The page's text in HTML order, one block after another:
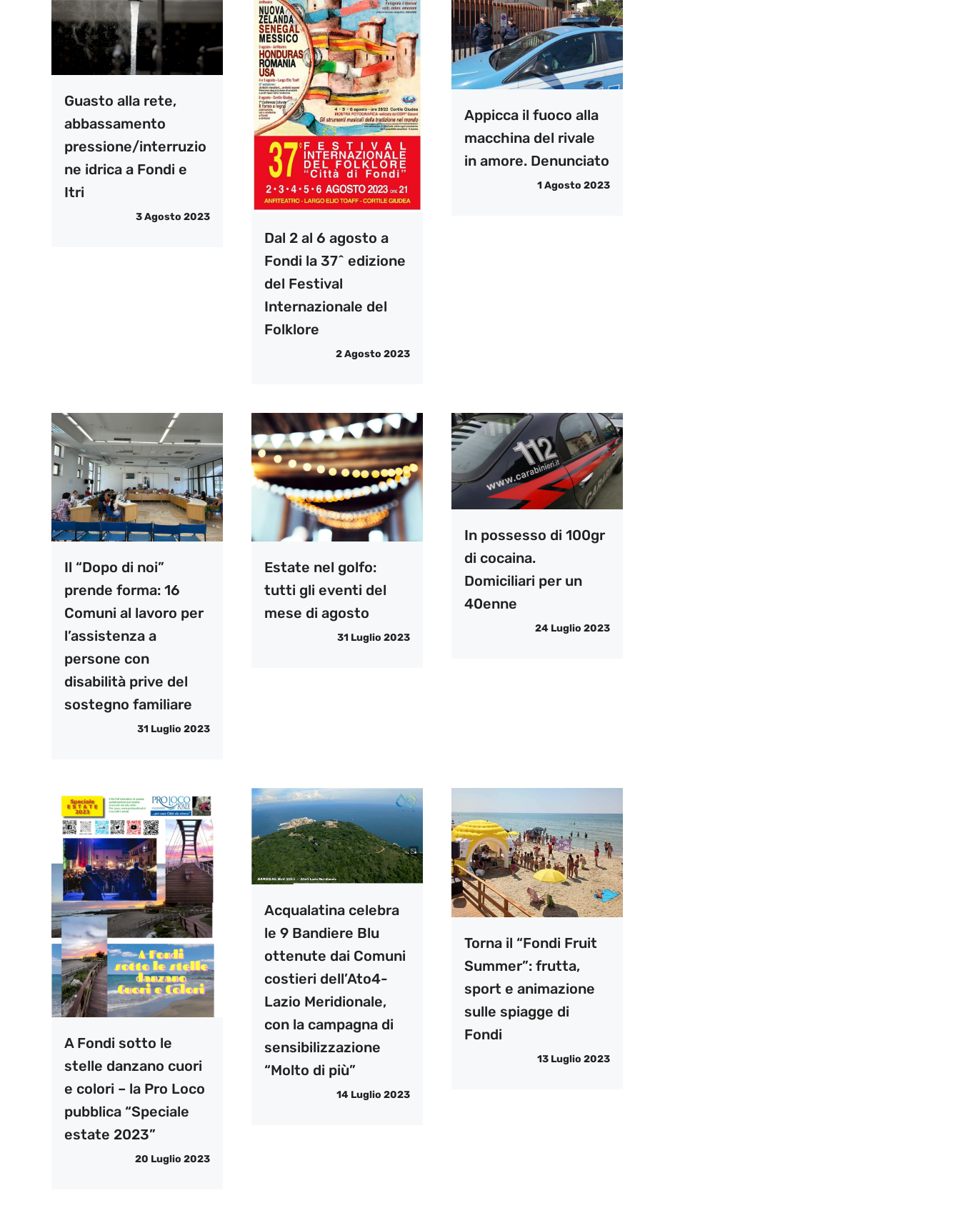
Guasto alla rete,
abbassamento
pressione/interruzio
ne idrica a Fondi e
Itri
3 Agosto 2023
Dal 2 al 6 agosto a
Fondi la 37^ edizione
del Festival
Internazionale del
Folklore
2 Agosto 2023
Appicca il fuoco alla
macchina del rivale
in amore. Denunciato
1 Agosto 2023
Il “Dopo di noi”
prende forma: 16
Comuni al lavoro per
l’assistenza a
persone con
disabilità prive del
sostegno familiare
31 Luglio 2023
Estate nel golfo:
tutti gli eventi del
mese di agosto
31 Luglio 2023
In possesso di 100gr
di cocaina.
Domiciliari per un
40enne
24 Luglio 2023
A Fondi sotto le
stelle danzano cuori
e colori – la Pro Loco
pubblica “Speciale
estate 2023”
20 Luglio 2023
Acqualatina celebra
le 9 Bandiere Blu
ottenute dai Comuni
costieri dell’Ato4-
Lazio Meridionale,
con la campagna di
sensibilizzazione
“Molto di più”
14 Luglio 2023
Torna il “Fondi Fruit
Summer”: frutta,
sport e animazione
sulle spiagge di
Fondi
13 Luglio 2023